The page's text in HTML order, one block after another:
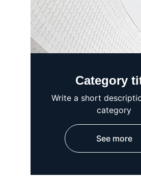
Category
Write a short
category
See more